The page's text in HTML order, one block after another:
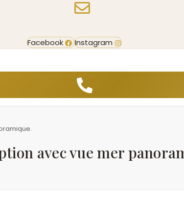
Facebook Instagram
avec vue mer